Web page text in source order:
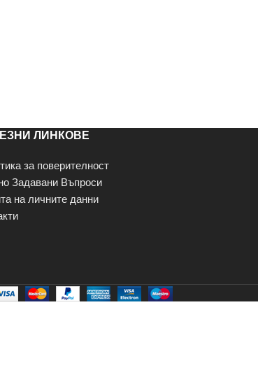
ЛИНКОВЕ
за поверителност
Задавани Въпроси
на личните данни